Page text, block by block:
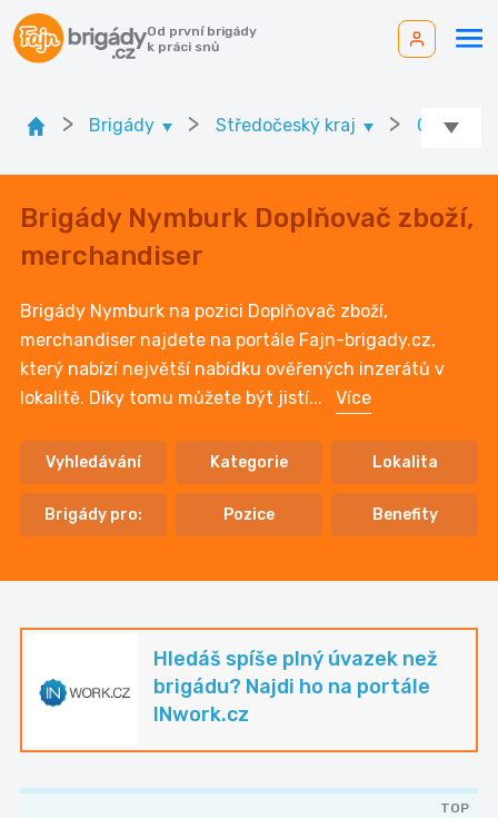
Od první brigády
k práci snů
> Brigády > Středočeský kraj > Ok.
Brigády Nymburk Doplňovač zboží,
merchandiser
Brigády Nymburk na pozici Doplňovač zboží,
merchandiser najdete na portále Fajn-brigady.cz,
který nabízí největší nabídku ověřených inzerátů v
lokalitě. Díky tomu můžete být jistí... Více
Vyhledávání Kategorie Lokalita
Brigády pro: Pozice Benefity
Hledáš spíše plný úvazek než
brigádu? Najdi ho na portále
INwork.cz
TOP